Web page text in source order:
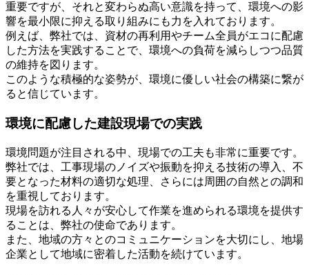
重要ですが、それと変わらぬ高い意識を持って、環境への影
響を最小限に抑える取り組みにも力を入れております。
例えば、弊社では、資材の再利用やチーム全員がエコに配慮
した方法を実践することで、環境への負荷を減らしつつ品質
の維持を図ります。
このような積極的な姿勢が、環境に優しい社会の構築に繋が
ると信じています。
環境に配慮した建設現場での実践
環境問題が注目される中、現場での工夫も非常に重要です。
弊社では、工事現場のノイズや振動を抑える技術の導入、不
要となった材料の適切な処理、さらには周囲の自然との調和
を重視しております。
現場を訪れる人々が安心して作業を進められる環境を提供す
ることは、弊社の使命であります。
また、地域の方々とのコミュニケーションを大切にし、地場
企業として地域に密着した活動を続けています。